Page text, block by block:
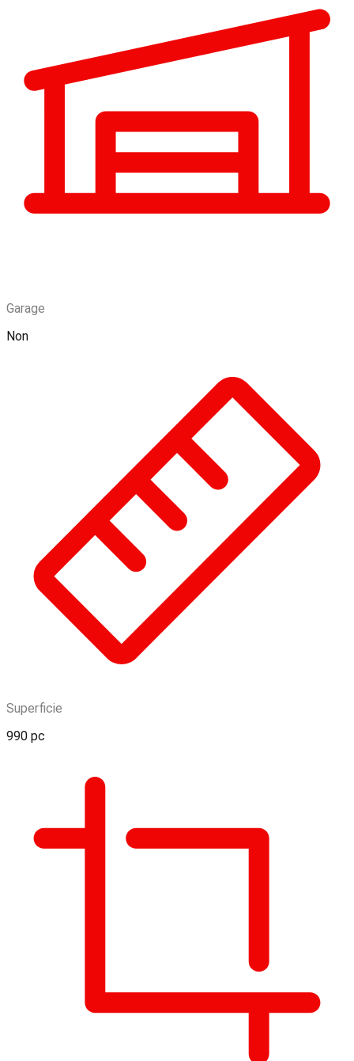
Garage
Non
Superficie
990 pc